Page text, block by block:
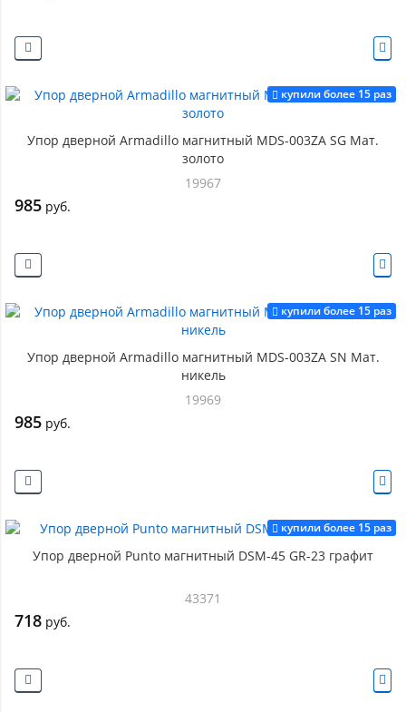
купили более 15 раз
Упор дверной Armadillo магнитный MDS-003ZA SG Мат.
золото
19967
985 руб.
купили более 15 раз
Упор дверной Armadillo магнитный MDS-003ZA SN Мат.
никель
19969
985 руб.
купили более 15 раз
Упор дверной Punto магнитный DSM-45 GR-23 графит
43371
718 руб.